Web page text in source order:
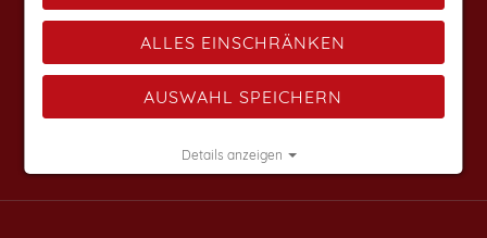
ALLES EINSCHRÄNKEN
AUSWAHL SPEICHERN
Details anzeigen
Impressum|Datenschutz